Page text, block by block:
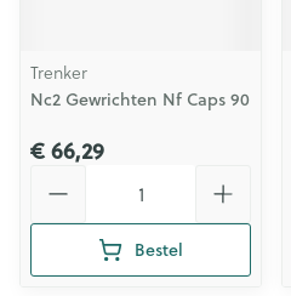
Trenker
Nc2 Gewrichten Nf Caps 90
€ 66,29
Bestel